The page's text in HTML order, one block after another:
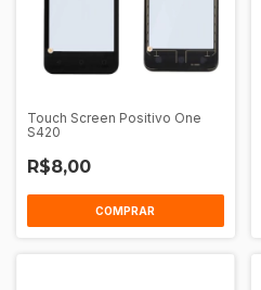
Touch Screen Positivo One
S420
R$8,00
COMPRAR